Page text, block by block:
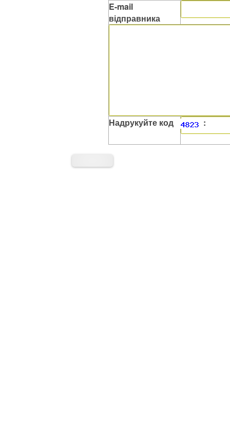
E-mail
відправника
Надрукуйте код :